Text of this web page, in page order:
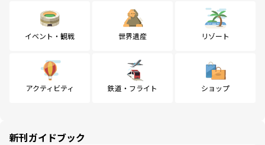
イベント・観戦 世界遺産 リゾート
アクティビティ 鉄道・フライト ショップ
新刊ガイドブック